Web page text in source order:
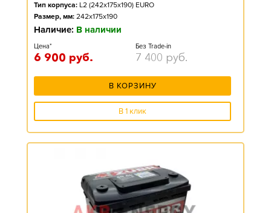
Тип корпуса: L2 (242x175x190) EURO
Размер, мм: 242x175x190
Наличие: В наличии
Цена*
6 900 руб.
Без Trade-in
7 400 руб.
В КОРЗИНУ
В 1 клик